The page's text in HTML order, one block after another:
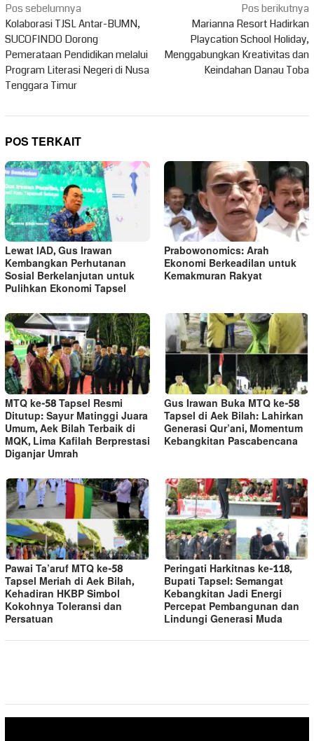
Navigasi
pos
Pos sebelumnya
Kolaborasi TJSL Antar-BUMN,
SUCOFINDO Dorong
Pemerataan Pendidikan melalui
Program Literasi Negeri di Nusa
Tenggara Timur
Pos berikutnya
Marianna Resort Hadirkan
Playcation School Holiday,
Menggabungkan Kreativitas dan
Keindahan Danau Toba
POS TERKAIT
Lewat IAD, Gus Irawan
Kembangkan Perhutanan
Sosial Berkelanjutan untuk
Pulihkan Ekonomi Tapsel
Prabowonomics: Arah
Ekonomi Berkeadilan untuk
Kemakmuran Rakyat
MTQ ke-58 Tapsel Resmi
Ditutup: Sayur Matinggi Juara
Umum, Aek Bilah Terbaik di
MQK, Lima Kafilah Berprestasi
Diganjar Umrah
Gus Irawan Buka MTQ ke-58
Tapsel di Aek Bilah: Lahirkan
Generasi Qur’ani, Momentum
Kebangkitan Pascabencana
Pawai Ta’aruf MTQ ke-58
Tapsel Meriah di Aek Bilah,
Kehadiran HKBP Simbol
Kokohnya Toleransi dan
Persatuan
Peringati Harkitnas ke-118,
Bupati Tapsel: Semangat
Kebangkitan Jadi Energi
Percepat Pembangunan dan
Lindungi Generasi Muda